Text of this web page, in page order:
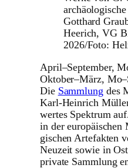
Gotthard
Heerich, VG
2026/Foto:
April–September,
Oktober–März,
Die Sammlung des
Karl-Heinrich
wertes Spektrum
in der
gi­schen Arte­fakten
Neuzeit sowie in
private Sammlung